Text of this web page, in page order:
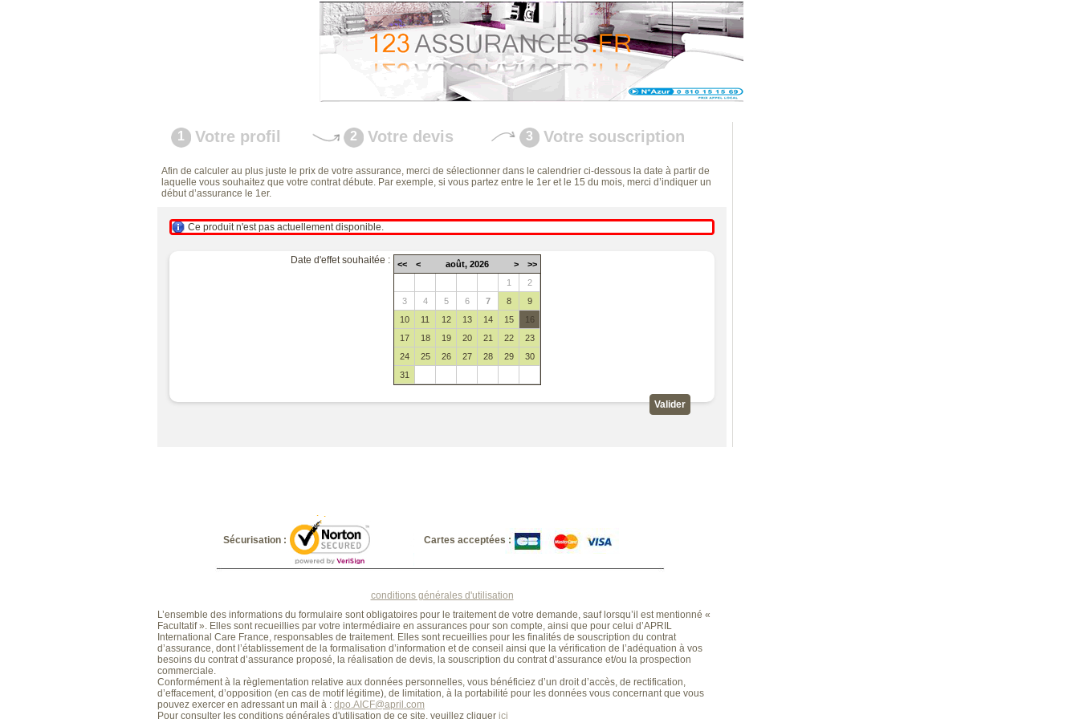
1 Votre profil 2 Votre devis 3 Votre souscription
Afin de calculer au plus juste le prix de votre assurance, merci de sélectionner dans le calendrier ci-dessous la date à partir de
laquelle vous souhaitez que votre contrat débute. Par exemple, si vous partez entre le 1er et le 15 du mois, merci d’indiquer un
début d’assurance le 1er.
Ce produit n'est pas actuellement disponible.
Date d'effet souhaitée : << < août, 2026 >
>>
1
2
3
4 5 6 7 8
9
10
11 12 13 14 15
16
17
18 19 20 21 22
23
24
25 26 27 28 29
30
31
Sécurisation : Cartes acceptées :
conditions générales d'utilisation
L’ensemble des informations du formulaire sont obligatoires pour le traitement de votre demande, sauf lorsqu’il est mentionné «
Facultatif ». Elles sont recueillies par votre intermédiaire en assurances pour son compte, ainsi que pour celui d’APRIL
International Care France, responsables de traitement. Elles sont recueillies pour les finalités de souscription du contrat
d’assurance, dont l’établissement de la formalisation d’information et de conseil ainsi que la vérification de l’adéquation à vos
besoins du contrat d’assurance proposé, la réalisation de devis, la souscription du contrat d’assurance et/ou la prospection
commerciale.
Conformément à la règlementation relative aux données personnelles, vous bénéficiez d’un droit d’accès, de rectification,
d’effacement, d’opposition (en cas de motif légitime), de limitation, à la portabilité pour les données vous concernant que vous
pouvez exercer en adressant un mail à : dpo.AICF@april.com
Pour consulter les conditions générales d'utilisation de ce site, veuillez cliquer ici